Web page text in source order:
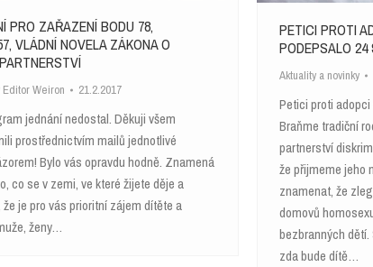
PRO ZAŘAZENÍ BODU 78,
VLÁDNÍ NOVELA ZÁKONA O
Editor Weiron 21.2.2017
jednání nedostal. Děkuji všem
prostřednictvím mailů jednotlivé
Bylo vás opravdu hodně. Znamená
co se v zemi, ve které žijete děje a
je pro vás prioritní zájem dítěte a
ženy…
PETICI PROTI
PODEPSALO 24
Aktuality a novinky
Petici proti
Braňme tradiční
partnerství
že přijmeme jeho
znamenat, že
domovů
bezbranných
zda bude dítě…